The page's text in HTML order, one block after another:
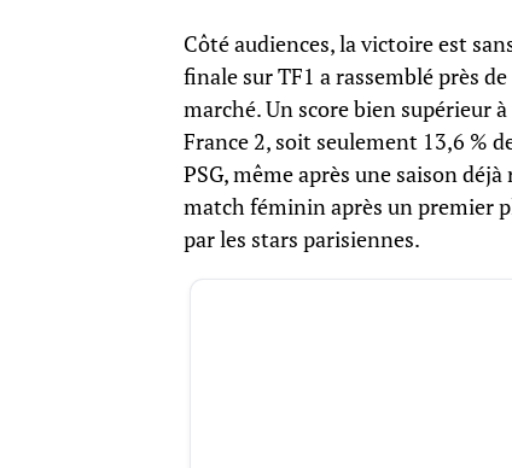
Côté audiences, la victoire est
finale sur TF1 a rassemblé près
marché. Un score bien supérieur
France 2, soit seulement 13,6 %
PSG, même après une saison
match féminin après un premier
par les stars parisiennes.